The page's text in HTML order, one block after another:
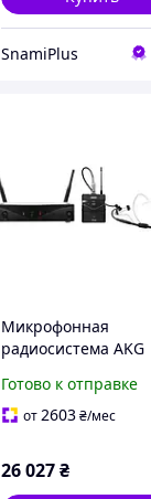
SnamiPlus
Микрофонная
радиосистема AKG
Band D Black
(3413H00070)
Готово к отправке
от2603₴/мес
26 027₴